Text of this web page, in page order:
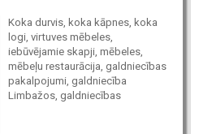
Koka durvis, koka kāpnes, koka
logi, virtuves mēbeles,
iebūvējamie skapji, mēbeles,
mēbeļu restaurācija, galdniecības
pakalpojumi, galdniecība
Limbažos, galdniecības